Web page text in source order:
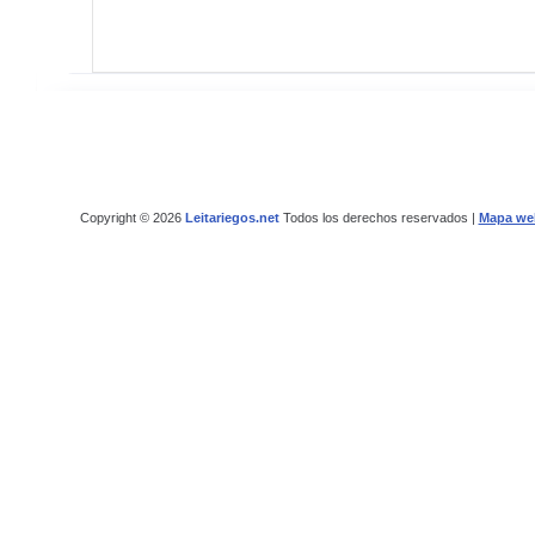
Copyright © 2026 Leitariegos.netTodos los derechos reservados | Mapa